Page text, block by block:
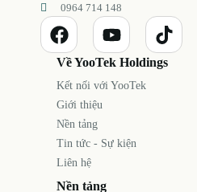
0964 714 148
Về YooTek Holdings
Kết nối với YooTek
Giới thiệu
Nền tảng
Tin tức - Sự kiện
Liên hệ
Nền tảng